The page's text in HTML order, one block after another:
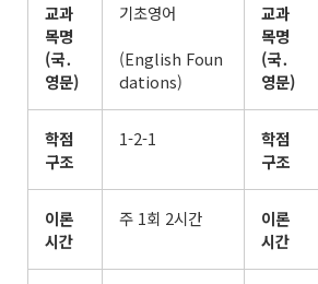
교과
목명
(국․
영문)
기초영어
(English Foun
dations)
교과
목명
(국․
영문)
학점
구조
1-2-1
학점
구조
이론
시간
주 1회 2시간
이론
시간